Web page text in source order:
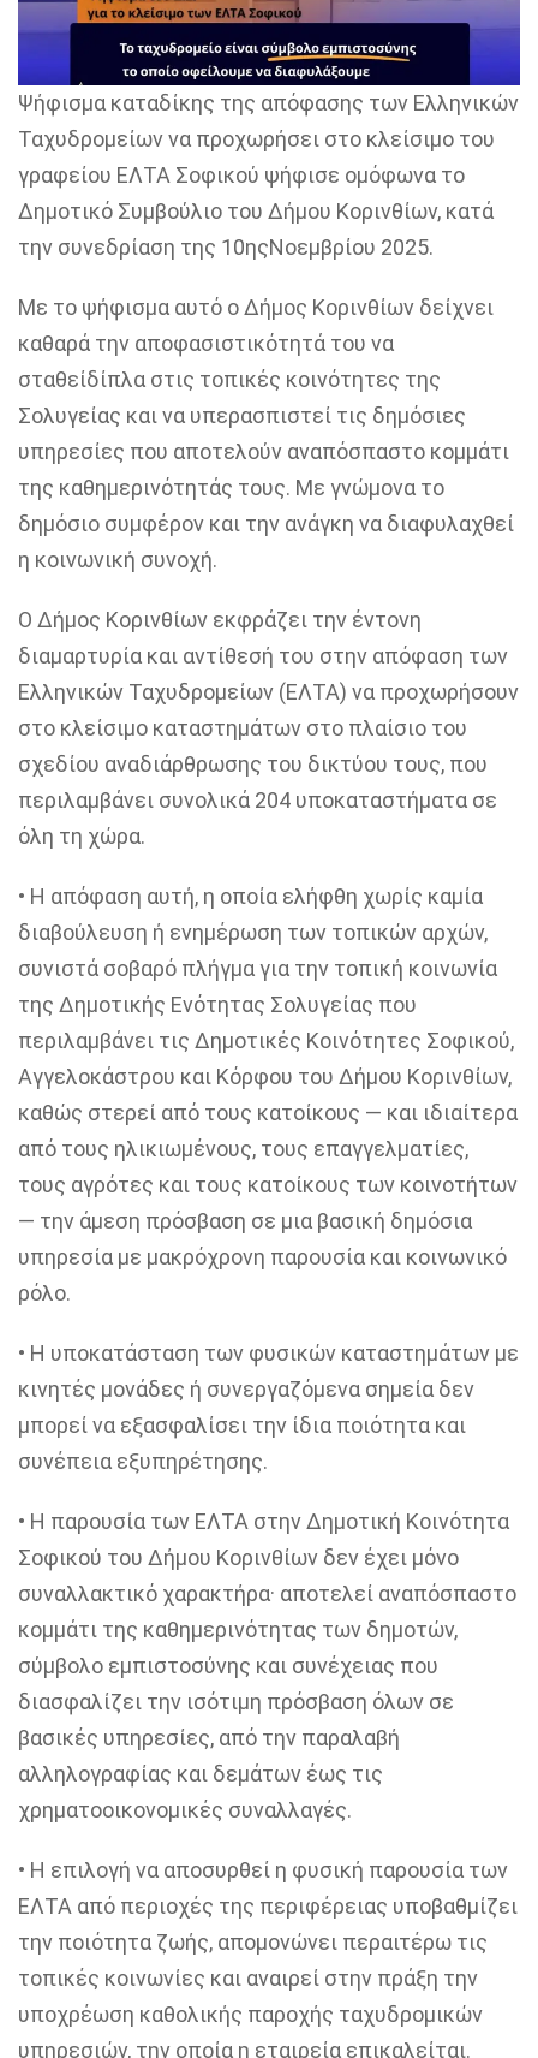
Ψήφισμα καταδίκης της απόφασης των Ελληνικών
Ταχυδρομείωννα προχωρήσει στο κλείσιμο του
γραφείου ΕΛΤΑ Σοφικού ψήφισε ομόφωνα το
Δημοτικό Συμβούλιο του Δήμου Κορινθίων, κατά
την συνεδρίαση της 10ηςΝοεμβρίου 2025.
Με το ψήφισμα αυτό οΔήμος Κορινθίων δείχνει
καθαρά την αποφασιστικότητά του να
σταθείδίπλα στις τοπικές κοινότητες της
Σολυγείας καινα υπερασπιστεί τις δημόσιες
υπηρεσίες που αποτελούν αναπόσπαστο κομμάτι
της καθημερινότητάς τους. Με γνώμονα το
δημόσιο συμφέρον και την ανάγκη να διαφυλαχθεί
η κοινωνική συνοχή.
Ο Δήμος Κορινθίων εκφράζει την έντονη
διαμαρτυρία και αντίθεσή του στην απόφαση των
Ελληνικών Ταχυδρομείων (ΕΛΤΑ) να προχωρήσουν
στο κλείσιμο καταστημάτων στο πλαίσιο του
σχεδίου αναδιάρθρωσης του δικτύου τους, που
περιλαμβάνει συνολικά 204 υποκαταστήματα σε
όλη τη χώρα.
• Η απόφαση αυτή, η οποία ελήφθη χωρίς καμία
διαβούλευση ή ενημέρωση των τοπικών αρχών,
συνιστά σοβαρό πλήγμα για την τοπική κοινωνία
της Δημοτικής Ενότητας Σολυγείας που
περιλαμβάνει τις Δημοτικές Κοινότητες Σοφικού,
Αγγελοκάστρου και Κόρφου του Δήμου Κορινθίων,
καθώς στερεί από τους κατοίκους — και ιδιαίτερα
από τους ηλικιωμένους, τους επαγγελματίες,
τους αγρότες και τους κατοίκους των κοινοτήτων
— την άμεση πρόσβαση σε μια βασική δημόσια
υπηρεσία με μακρόχρονη παρουσία και κοινωνικό
ρόλο.
• Η υποκατάσταση των φυσικών καταστημάτων με
κινητές μονάδες ή συνεργαζόμενα σημεία δεν
μπορεί να εξασφαλίσει την ίδια ποιότητα και
συνέπεια εξυπηρέτησης.
• Η παρουσία των ΕΛΤΑ στην Δημοτική Κοινότητα
Σοφικού του Δήμου Κορινθίων δεν έχει μόνο
συναλλακτικό χαρακτήρα· αποτελεί αναπόσπαστο
κομμάτι της καθημερινότητας των δημοτών,
σύμβολο εμπιστοσύνης και συνέχειας που
διασφαλίζει την ισότιμη πρόσβαση όλων σε
βασικές υπηρεσίες, από την παραλαβή
αλληλογραφίας και δεμάτων έως τις
χρηματοοικονομικές συναλλαγές.
• Η επιλογή να αποσυρθεί η φυσική παρουσία των
ΕΛΤΑ από περιοχές της περιφέρειας υποβαθμίζει
την ποιότητα ζωής, απομονώνει περαιτέρω τις
τοπικές κοινωνίες και αναιρεί στην πράξη την
υποχρέωση καθολικής παροχής ταχυδρομικών
υπηρεσιών, την οποία η εταιρεία επικαλείται.